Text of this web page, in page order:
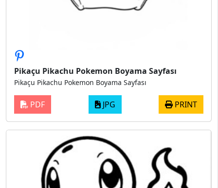
Pikaçu Pikachu Pokemon Boyama Sayfası
Pikaçu Pikachu Pokemon Boyama Sayfası
PDF JPG PRINT